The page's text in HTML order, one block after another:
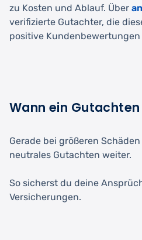
zu Kosten und Ablauf. Über
verifizierte Gutachter, die
positive
Wann ein
Gerade bei größeren
neutrales Gutachten weiter.
So sicherst du deine
Versicherungen.